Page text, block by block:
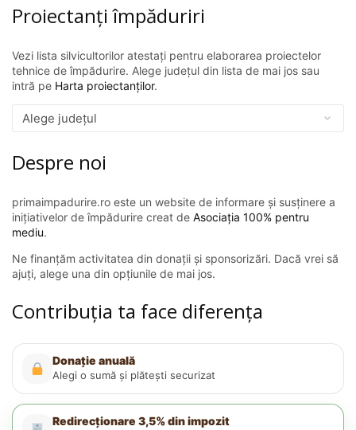
Proiectanți împăduriri
Vezi lista silvicultorilor atestați pentru elaborarea proiectelor
tehnice de împădurire. Alege județul din lista de mai jos sau
intră pe Harta proiectanților.
Despre noi
primaimpadurire.ro este un website de informare și susținere a
inițiativelor de împădurire creat de Asociația 100% pentru
mediu.
Ne finanțăm activitatea din donații și sponsorizări. Dacă vrei să
ajuți, alege una din opțiunile de mai jos.
Contribuția ta face diferența
Donație anuală
Alegi o sumă și plătești securizat
Redirecționare 3,5% din impozit